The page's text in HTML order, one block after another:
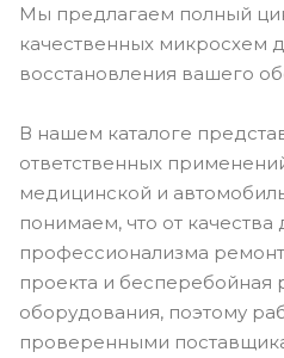
Мы предлагаем полный
качественных микросхем
восстановления вашего
В нашем каталоге
ответственных
медицинской и
понимаем, что от качества
профессионализма
проекта и бесперебойная
оборудования, поэтому
проверенными